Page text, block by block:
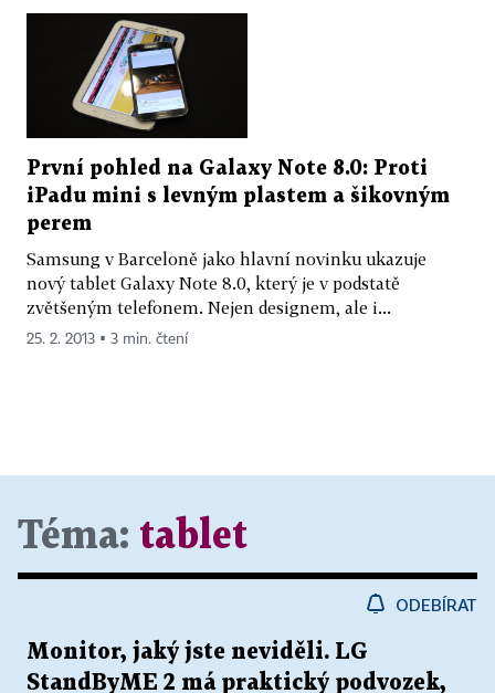
První pohled na Galaxy Note 8.0: Proti
iPadu mini s levným plastem a šikovným
perem
Samsung v Barceloně jako hlavní novinku ukazuje
nový tablet Galaxy Note 8.0, který je v podstatě
zvětšeným telefonem. Nejen designem, ale i...
25. 2. 2013 ▪ 3 min. čtení
Téma: tablet
ODEBÍRAT
Monitor, jaký jste neviděli. LG
StandByME 2 má praktický podvozek,